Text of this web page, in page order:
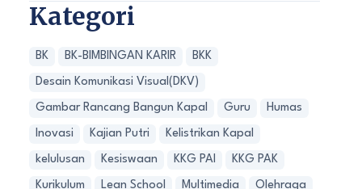
Kategori
BK BK-BIMBINGAN KARIR BKK
Desain Komunikasi Visual(DKV)
Gambar Rancang Bangun Kapal Guru Humas
Inovasi Kajian Putri Kelistrikan Kapal
kelulusan Kesiswaan KKG PAI KKG PAK
Kurikulum Lean School Multimedia Olehraga